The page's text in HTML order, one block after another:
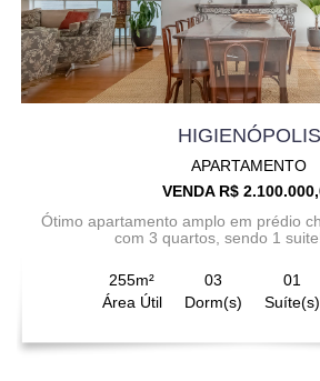
HIGIENÓPOLIS
APARTAMENTO
VENDA R$
Ótimo apartamento amplo em prédio
com 3 quartos, sendo 1
255m²
Área Útil
03
Dorm(s)
01
Suíte(s)